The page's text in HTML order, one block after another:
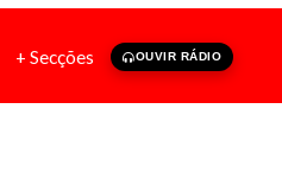
+ Secções OUVIR RÁDIO